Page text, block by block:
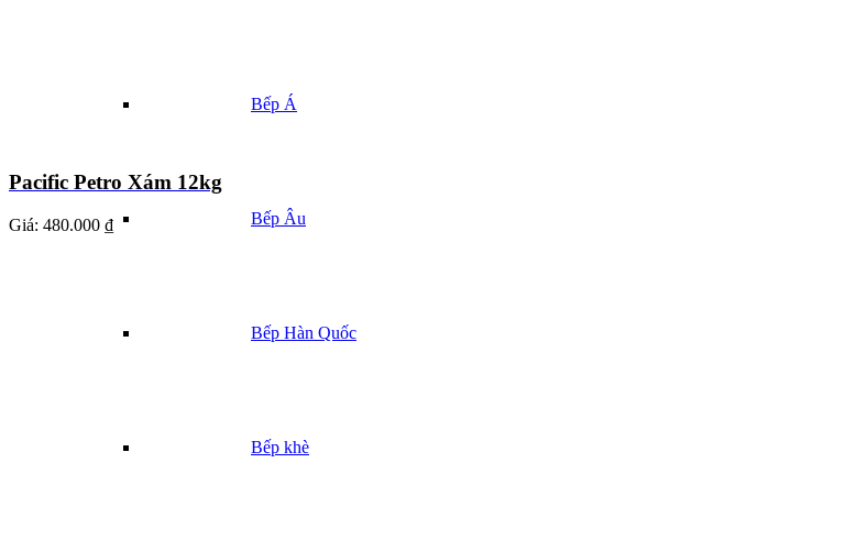
Bếp Á
Bếp Âu
Bếp Hàn Quốc
Bếp khè
Pacific Petro Xám 12kg
Giá: 480.000 ₫